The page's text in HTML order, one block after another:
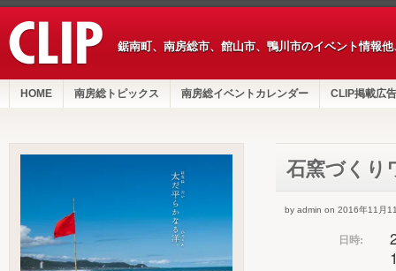
鋸南町、南房総市、館山市、鴨川市のイベント情報
HOME 南房総トピックス 南房総イベントカレンダー CLIP掲載広告
石窯づくり
by admin on 2016年11月
日時: